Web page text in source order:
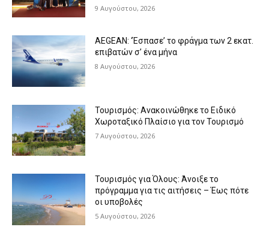
9 Αυγούστου, 2026
AEGEAN: ‘Έσπασε’ το φράγμα των 2 εκατ.
επιβατών σ’ ένα μήνα
8 Αυγούστου, 2026
Τουρισμός: Ανακοινώθηκε το Ειδικό
Χωροταξικό Πλαίσιο για τον Τουρισμό
7 Αυγούστου, 2026
Τουρισμός για Όλους: Άνοιξε το
πρόγραμμα για τις αιτήσεις – Έως πότε
οι υποβολές
5 Αυγούστου, 2026